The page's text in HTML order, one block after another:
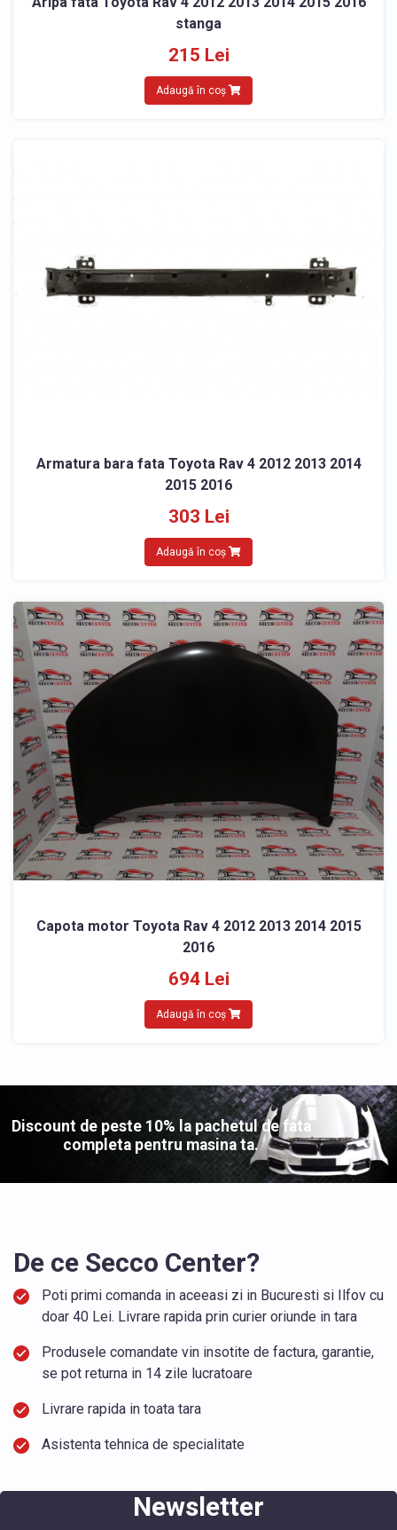
stanga
215 Lei
Adaugă în coș
Armatura bara fata Toyota Rav 4 2012 2013 2014
2015 2016
303 Lei
Adaugă în coș
Capota motor Toyota Rav 4 2012 2013 2014 2015
2016
694 Lei
Adaugă în coș
Discount de peste 10% la pachetul de fata
completa pentru masina ta.
De ce Secco Center?
Poti primi comanda in aceeasi zi in Bucuresti si Ilfov cu
doar 40 Lei. Livrare rapida prin curier oriunde in tara
Produsele comandate vin insotite de factura, garantie,
se pot returna in 14 zile lucratoare
Livrare rapida in toata tara
Asistenta tehnica de specialitate
Newsletter